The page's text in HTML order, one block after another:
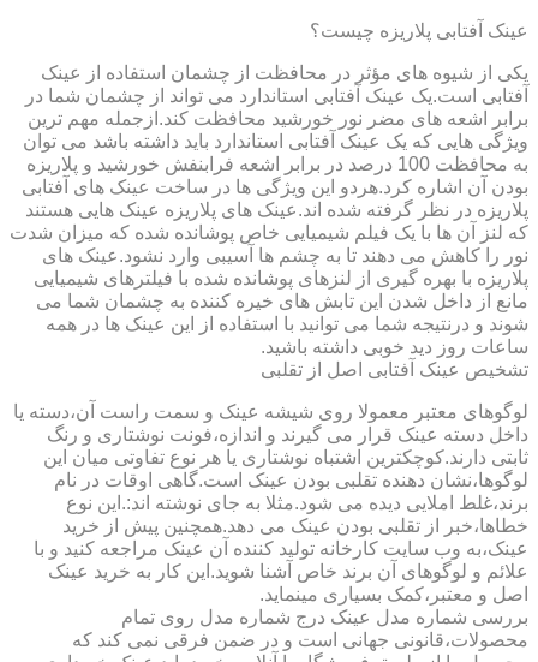
عینک آفتابی پلاریزه چیست؟
یکی از شیوه های مؤثر در محافظت از چشمان استفاده از عینک
آفتابی است.یک عینک آفتابی استاندارد می تواند از چشمان شما در
برابر اشعه های مضر نور خورشید محافظت کند.ازجمله مهم ترین
ویژگی هایی که یک عینک آفتابی استاندارد باید داشته باشد می توان
به محافظت 100 درصد در برابر اشعه فرابنفش خورشید و پلاریزه
بودن آن اشاره کرد.هردو این ویژگی ها در ساخت عینک های آفتابی
پلاریزه در نظر گرفته شده اند.عینک های پلاریزه عینک هایی هستند
که لنز آن ها با یک فیلم شیمیایی خاص پوشانده شده که میزان شدت
نور را کاهش می دهند تا به چشم ها آسیبی وارد نشود.عینک های
پلاریزه با بهره گیری از لنزهای پوشانده شده با فیلترهای شیمیایی
مانع از داخل شدن این تابش های خیره کننده به چشمان شما می
شوند و درنتیجه شما می توانید با استفاده از این عینک ها در همه
ساعات روز دید خوبی داشته باشید.
تشخیص عینک آفتابی اصل از تقلبی
لوگوهای معتبر معمولا روی شیشه عینک و سمت راست آن،دسته یا
داخل دسته عینک قرار می گیرند و اندازه،فونت نوشتاری و رنگ
ثابتی دارند.کوچکترین اشتباه نوشتاری یا هر نوع تفاوتی میان این
لوگوها،نشان دهنده تقلبی بودن عینک است.گاهی اوقات در نام
برند،غلط املایی دیده می شود.مثلا به جای نوشته اند:.این نوع
خطاها،خبر از تقلبی بودن عینک می دهد.همچنین پیش از خرید
عینک،به وب سایت کارخانه تولید کننده آن عینک مراجعه کنید و با
علائم و لوگوهای آن برند خاص آشنا شوید.این کار به خرید عینک
اصل و معتبر،کمک بسیاری مینماید.
بررسی شماره مدل عینک درج شماره مدل روی تمام
محصولات،قانونی جهانی است و در ضمن فرقی نمی کند که